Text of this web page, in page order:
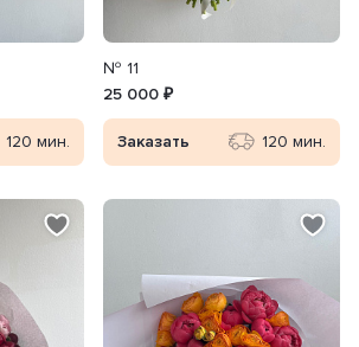
120 мин.
№ 11
25 000 ₽
Заказать 120 мин.